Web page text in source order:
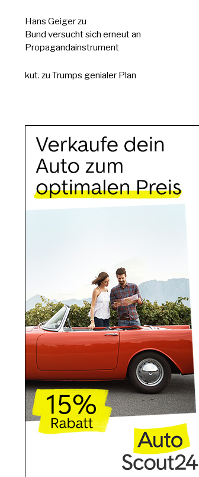
Hans Geigerzu
Bund versucht sich erneut an
Propagandainstrument
kut. zu Trumps genialer Plan